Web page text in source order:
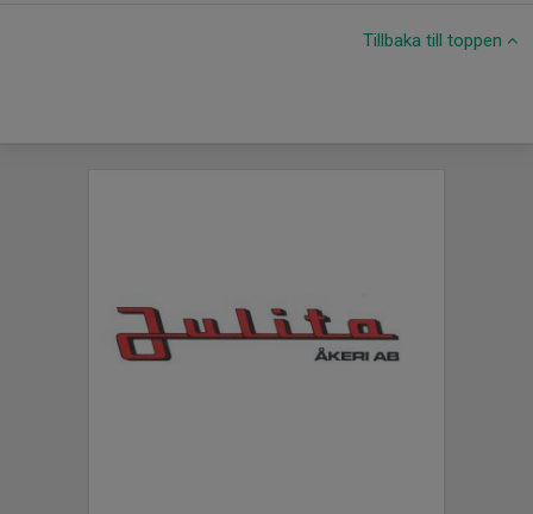
Tillbaka till toppen